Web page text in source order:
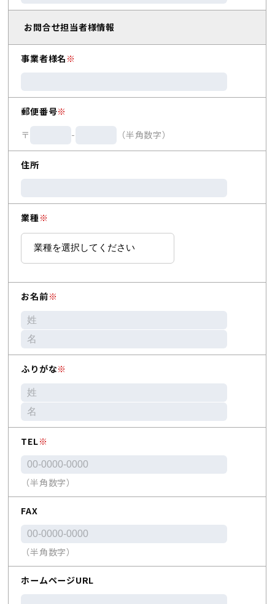
お問合せ担当者様情報
事業者様名 ※
郵便番号※
〒
- （半角数字）
住所
業種 ※
お名前※
ふりがな※
TEL※
（半角数字）
FAX
（半角数字）
ホームページURL